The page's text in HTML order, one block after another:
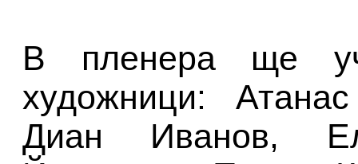
В пленера ще
художници:
Диан Иванов,